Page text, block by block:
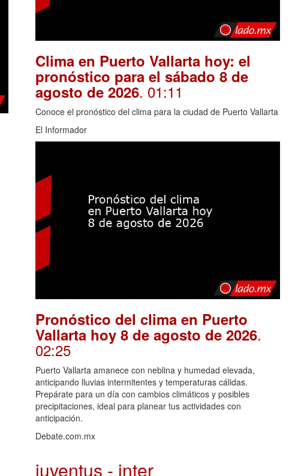
Clima en Puerto Vallarta hoy: el
pronóstico para el sábado 8 de
agosto de 2026. 01:11
Conoce el pronóstico del clima para la ciudad de Puerto Vallarta
El Informador
Pronóstico del clima en Puerto
Vallarta hoy 8 de agosto de 2026.
02:25
Puerto Vallarta amanece con neblina y humedad elevada,
anticipando lluvias intermitentes y temperaturas cálidas.
Prepárate para un día con cambios climáticos y posibles
precipitaciones, ideal para planear tus actividades con
anticipación.
Debate.com.mx
juventus - inter